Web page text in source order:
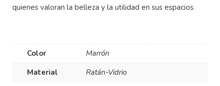
quienes valoran la belleza y la utilidad en sus espacios.
Color
Marrón
Material
Ratán-Vidrio